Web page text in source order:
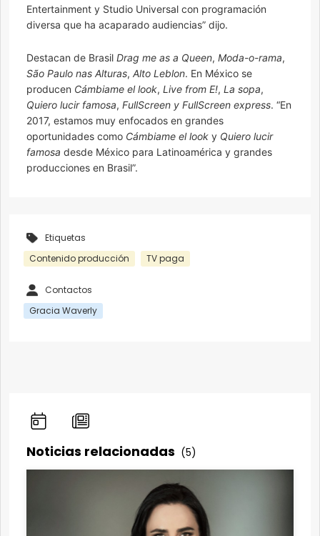
Entertainment y Studio Universal con programación
diversa que ha acaparado audiencias” dijo.
Destacan de Brasil Drag me as a Queen, Moda-o-rama,
São Paulo nas Alturas, Alto Leblon. En México se
producen Cámbiame el look, Live from E!, La sopa,
Quiero lucir famosa, FullScreen y FullScreen express. “En
2017, estamos muy enfocados en grandes
oportunidades como Cámbiame el look y Quiero lucir
famosa desde México para Latinoamérica y grandes
producciones en Brasil”.
Etiquetas
Contenido producción
TV paga
Contactos
Gracia Waverly
Noticias relacionadas (5)